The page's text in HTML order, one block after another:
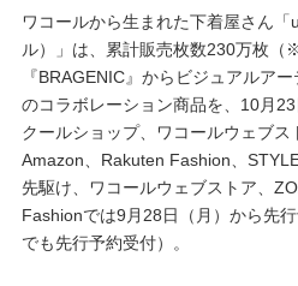
プレゼント・キャンペーン
メールニュース登録
お問い合わせ
ワコールから生まれた下着屋さん
ル）」は、累計販売枚数230万枚（
『BRAGENIC』からビジュアルア
のコラボレーション商品を、10月
クールショップ、ワコールウェブス
Amazon、Rakuten Fashion、
先駆け、ワコールウェブストア、
Fashionでは9月28日（月）から先
でも先行予約受付）。